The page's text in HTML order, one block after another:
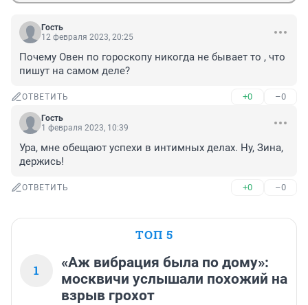
Гость
12 февраля 2023, 20:25
Почему Овен по гороскопу никогда не бывает то , что
пишут на самом деле?
ОТВЕТИТЬ +0 –0
Гость
1 февраля 2023, 10:39
Ура, мне обещают успехи в интимных делах. Ну, Зина,
держись!
ОТВЕТИТЬ +0 –0
ТОП 5
1
«Аж вибрация была по дому»:
москвичи услышали похожий на
взрыв грохот